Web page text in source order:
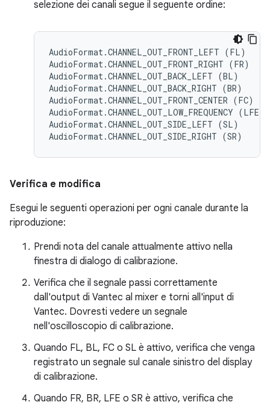
selezione dei canali segue il seguente ordine:
AudioFormat.CHANNEL_OUT_FRONT_LEFT (FL)
AudioFormat.CHANNEL_OUT_FRONT_RIGHT (FR)
AudioFormat.CHANNEL_OUT_BACK_LEFT (BL)
AudioFormat.CHANNEL_OUT_BACK_RIGHT (BR)
AudioFormat.CHANNEL_OUT_FRONT_CENTER (FC)
AudioFormat.CHANNEL_OUT_LOW_FREQUENCY (LFE)
AudioFormat.CHANNEL_OUT_SIDE_LEFT (SL)
Verifica e modifica
Esegui le seguenti operazioni per ogni canale durante la
riproduzione:
Prendi nota del canale attualmente attivo nella
finestra di dialogo di calibrazione.
Verifica che il segnale passi correttamente
dall'output di Vantec al mixer e torni all'input di
Vantec. Dovresti vedere un segnale
nell'oscilloscopio di calibrazione.
Quando FL, BL, FC o SL è attivo, verifica che venga
registrato un segnale sul canale sinistro del display
di calibrazione.
Quando FR, BR, LFE o SR è attivo, verifica che